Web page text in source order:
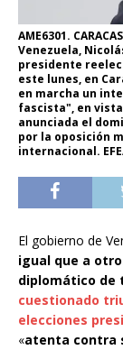
AME6301.
Venezuela,
presidente
este lunes, en
en marcha un
fascista", en
anunciada el
por la oposición
internacional.
El gobierno de
igual que a
diplomático de
cuestionado
elecciones
«atenta contra